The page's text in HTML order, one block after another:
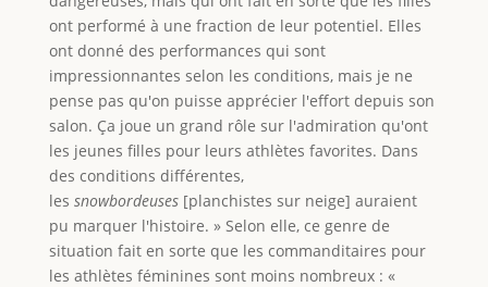
ont performé à une fraction de leur potentiel. Elles
ont donné des performances qui sont
impressionnantes selon les conditions, mais je ne
pense pas qu'on puisse apprécier l'effort depuis son
salon. Ça joue un grand rôle sur l'admiration qu'ont
les jeunes filles pour leurs athlètes favorites. Dans
des conditions différentes,
les snowbordeuses[planchistes sur neige] auraient
pu marquer l'histoire. » Selon elle, ce genre de
situation fait en sorte que les commanditaires pour
les athlètes féminines sont moins nombreux : «